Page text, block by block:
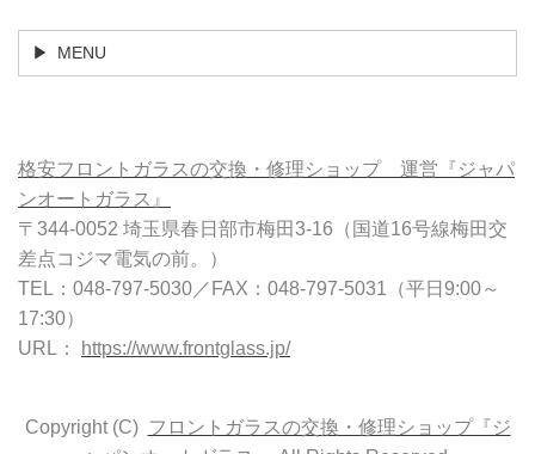
MENU
格安フロントガラスの交換・修理ショップ 運営『ジャパ
ンオートガラス』
〒344-0052 埼玉県春日部市梅田3-16（国道16号線梅田交
差点コジマ電気の前。）
TEL：048-797-5030／FAX：048-797-5031（平日9:00～
17:30）
URL：
https://www.frontglass.jp/
Copyright (C) フロントガラスの交換・修理ショップ『ジ